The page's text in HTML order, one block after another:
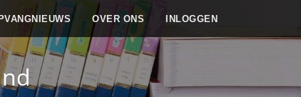
OVER ONS INLOGGEN